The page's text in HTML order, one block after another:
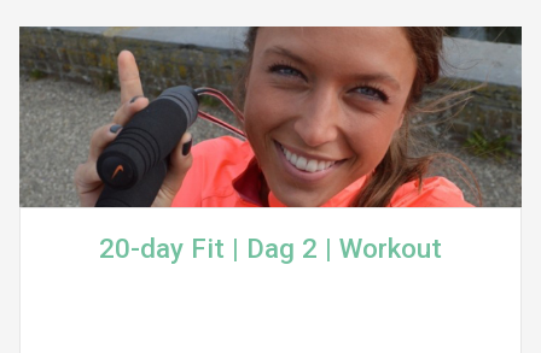
20-day Fit | Dag 2 | Workout